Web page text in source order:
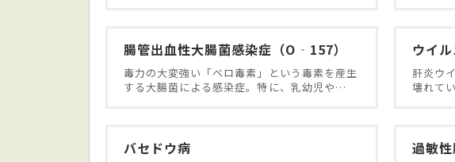
腸管出血性大腸菌感染症（O‐157）
毒力の大変強い「ベロ毒素」という毒素を産生
する大腸菌による感染症。特に、乳幼児や…
ウイ
肝炎ウ
壊れて
バセドウ病 過敏性